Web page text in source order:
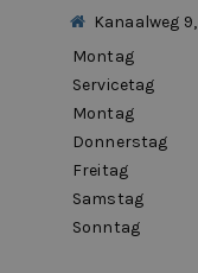
Kanaalweg
Montag
Servicetag
Montag
Donnerstag
Freitag
Samstag
Sonntag